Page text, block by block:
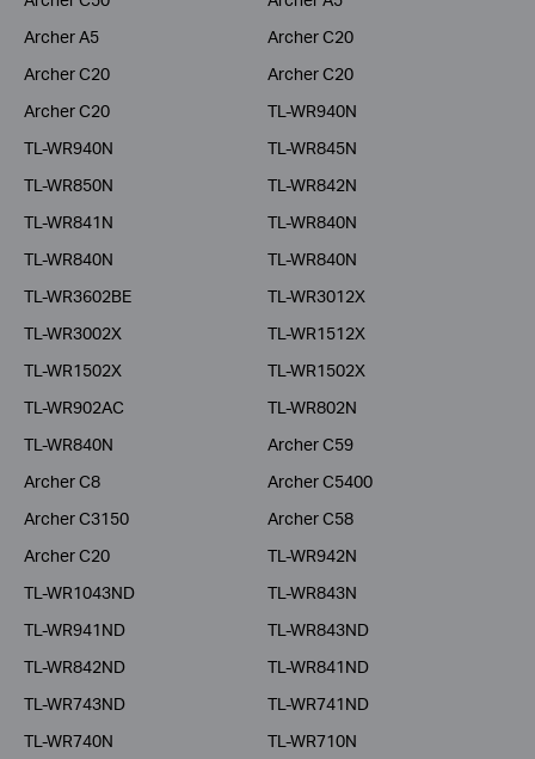
Archer A5
Archer C20
Archer C20
Archer C20
Archer C20
TL-WR940N
TL-WR940N
TL-WR845N
TL-WR850N
TL-WR842N
TL-WR841N
TL-WR840N
TL-WR840N
TL-WR840N
TL-WR3602BE
TL-WR3012X
TL-WR3002X
TL-WR1512X
TL-WR1502X
TL-WR1502X
TL-WR902AC
TL-WR802N
TL-WR840N
Archer C59
Archer C8
Archer C5400
Archer C3150
Archer C58
Archer C20
TL-WR942N
TL-WR1043ND
TL-WR843N
TL-WR941ND
TL-WR843ND
TL-WR842ND
TL-WR841ND
TL-WR743ND
TL-WR741ND
TL-WR740N
TL-WR710N